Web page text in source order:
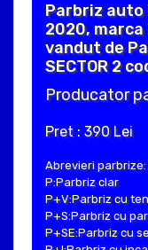
Parbriz auto
2020, marca
vandut de
SECTOR 2
Producator
Pret : 390 Lei
Abrevieri parbrize:
P:Parbriz clar
P+V:Parbriz cu
P+S:Parbriz cu
P+SE:Parbriz cu